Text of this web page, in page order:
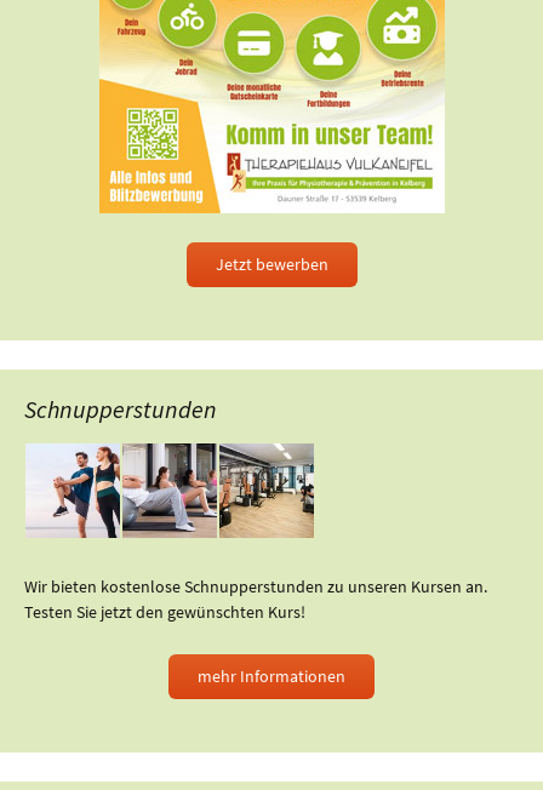
Jetzt bewerben
Schnupperstunden
Wir bieten kostenlose Schnupperstunden zu unseren Kursen an.
Testen Sie jetzt den gewünschten Kurs!
mehr Informationen